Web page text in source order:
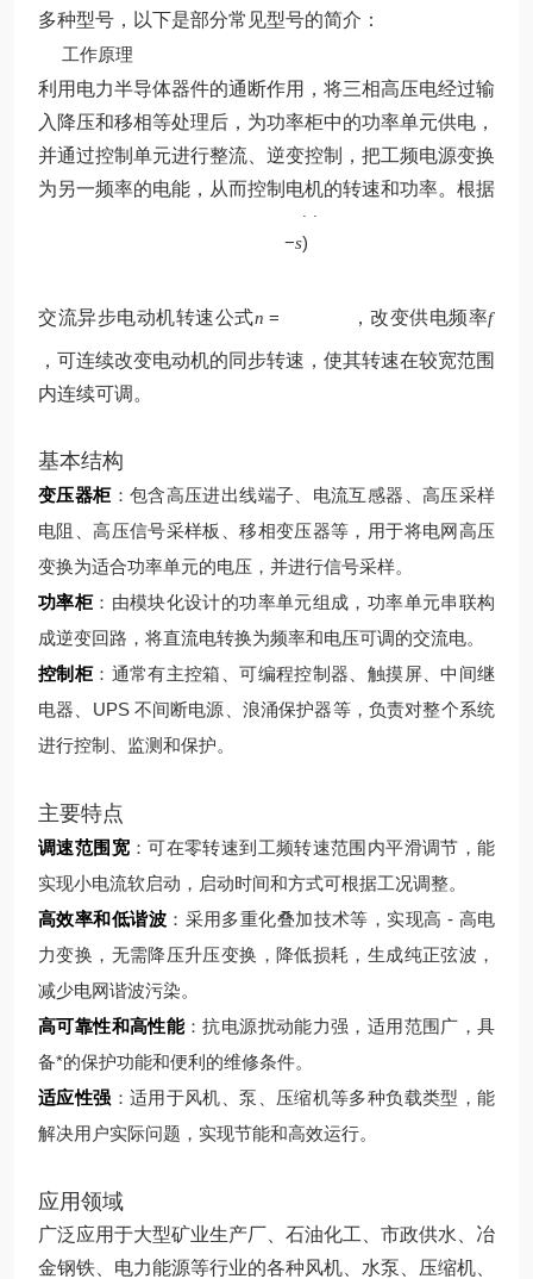
多种型号，以下是部分常见型号的简介：
工作原理
利用电力半导体器件的通断作用，将三相高压电经过输
入降压和移相等处理后，为功率柜中的功率单元供电，
并通过控制单元进行整流、逆变控制，把工频电源变换
为另一频率的电能，从而控制电机的转速和功率。根据
交流异步电动机转速公式n =
p
−s)
，改变供电频率f
，可连续改变电动机的同步转速，使其转速在较宽范围
内连续可调。
基本结构
变压器柜：包含高压进出线端子、电流互感器、高压采样
电阻、高压信号采样板、移相变压器等，用于将电网高压
变换为适合功率单元的电压，并进行信号采样。
功率柜：由模块化设计的功率单元组成，功率单元串联构
成逆变回路，将直流电转换为频率和电压可调的交流电。
控制柜：通常有主控箱、可编程控制器、触摸屏、中间继
电器、UPS 不间断电源、浪涌保护器等，负责对整个系统
进行控制、监测和保护。
主要特点
调速范围宽：可在零转速到工频转速范围内平滑调节，能
实现小电流软启动，启动时间和方式可根据工况调整。
高效率和低谐波 ：采用多重化叠加技术等，实现高 - 高电
力变换，无需降压升压变换，降低损耗，生成纯正弦波，
减少电网谐波污染。
高可靠性和高性能：抗电源扰动能力强，适用范围广，具
备*的保护功能和便利的维修条件。
适应性强 ：适用于风机、泵、压缩机等多种负载类型，能
解决用户实际问题，实现节能和高效运行。
应用领域
广泛应用于大型矿业生产厂、石油化工、市政供水、冶
金钢铁、电力能源等行业的各种风机、水泵、压缩机、